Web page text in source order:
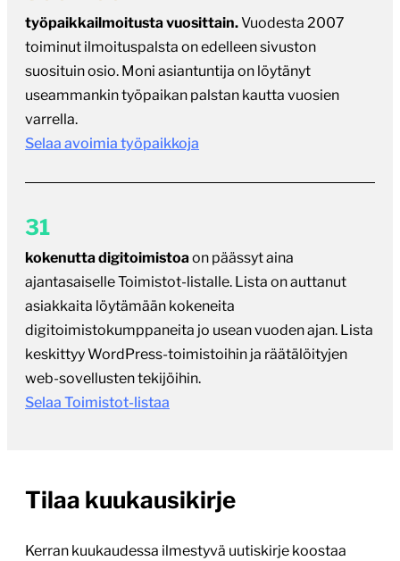
työpaikkailmoitusta vuosittain.Vuodesta 2007
toiminut ilmoituspalsta on edelleen sivuston
suosituin osio. Moni asiantuntija on löytänyt
useammankin työpaikan palstan kautta vuosien
varrella.
Selaa avoimia työpaikkoja
31
kokenutta digitoimistoaon päässyt aina
ajantasaiselle Toimistot-listalle. Lista on auttanut
asiakkaita löytämään kokeneita
digitoimistokumppaneita jo usean vuoden ajan. Lista
keskittyy WordPress-toimistoihin ja räätälöityjen
web-sovellusten tekijöihin.
Selaa Toimistot-listaa
Tilaa kuukausikirje
Kerran kuukaudessa ilmestyvä uutiskirje koostaa